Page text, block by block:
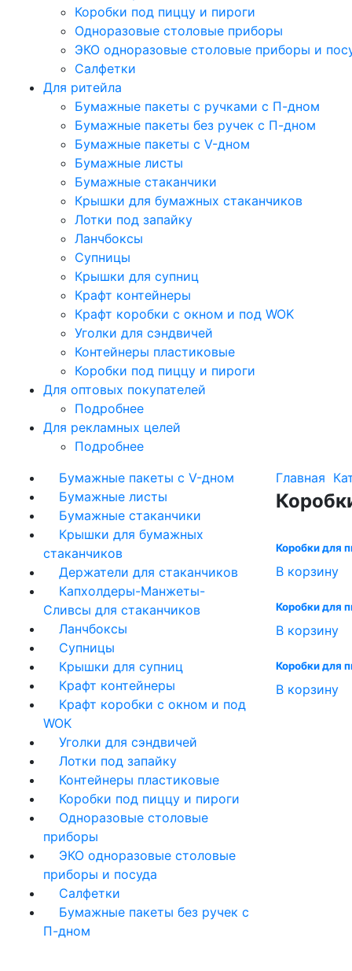
Коробки под пиццу и пироги
Одноразовые столовые приборы
ЭКО одноразовые столовые приборы и
Салфетки
Для ритейла
Бумажные пакеты с ручками с П-дном
Бумажные пакеты без ручек с П-дном
Бумажные пакеты с V-дном
Бумажные листы
Бумажные стаканчики
Крышки для бумажных стаканчиков
Лотки под запайку
Ланчбоксы
Супницы
Крышки для супниц
Крафт контейнеры
Крафт коробки с окном и под WOK
Уголки для сэндвичей
Контейнеры пластиковые
Коробки под пиццу и пироги
Для оптовых покупателей
Подробнее
Для рекламных целей
Подробнее
Бумажные пакеты с V-дном
Бумажные листы
Бумажные стаканчики
Крышки для бумажных
стаканчиков
Держатели для стаканчиков
Капхолдеры-Манжеты-
Сливсы для стаканчиков
Ланчбоксы
Супницы
Крышки для супниц
Крафт контейнеры
Крафт коробки с окном и под
WOK
Уголки для сэндвичей
Лотки под запайку
Контейнеры пластиковые
Коробки под пиццу и пироги
Одноразовые столовые
приборы
ЭКО одноразовые столовые
приборы и посуда
Салфетки
Бумажные пакеты без ручек с
П-дном
Главная
Коробки для
В корзину
Коробки для
В корзину
Коробки для
В корзину